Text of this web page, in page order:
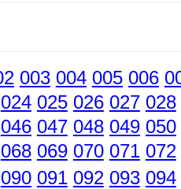
003 004 005 006
024 025 026 027 028
046 047 048 049 050
068 069 070 071 072
090 091 092 093 094